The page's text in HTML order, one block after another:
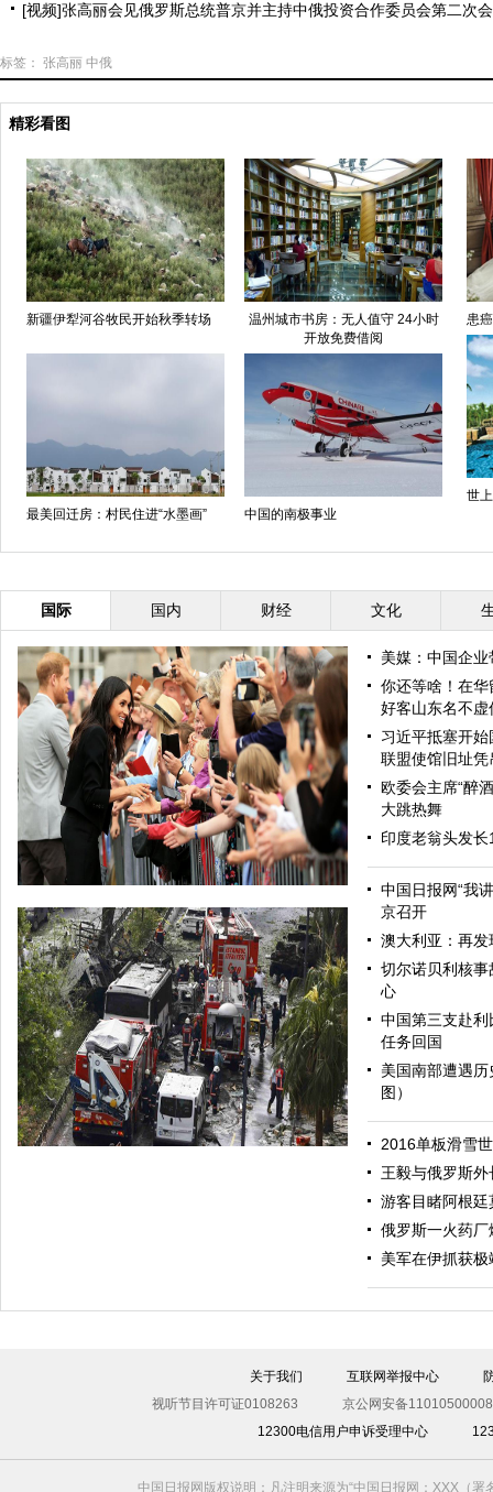
[视频]张高丽会见俄罗斯总统普京并主持中俄投资合作委员会第二次
标签： 张高丽 中俄
精彩看图
新疆伊犁河谷牧民开始秋季转场
温州城市书房：无人值守 24小时
开放免费借阅
最美回迁房：村民住进“水墨画” 中国的南极事业
患
世
国际 国内 财经 文化
哈里与梅根亮相都柏林街头接受民众欢迎
美媒：中国企
你还等啥！在
好客山东名不虚
习近平抵塞开
联盟使馆旧址凭
欧委会主席“醉
大跳热舞
印度老翁头发
中国日报网“我
京召开
澳大利亚：再
切尔诺贝利核
心
中国第三支赴
任务回国
美国南部遭遇
图）
2016单板滑雪
王毅与俄罗斯
游客目睹阿根
俄罗斯一火药
美军在伊抓获极
关于我们 互联网举报中心
视听节目许可证0108263
京公网安备
12300电信用户申诉受理中心
中国日报网版权说明：凡注明来源为“中国日报网：XXX（